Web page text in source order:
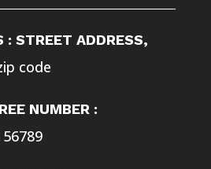
: STREET ADDRESS,
code
NUMBER :